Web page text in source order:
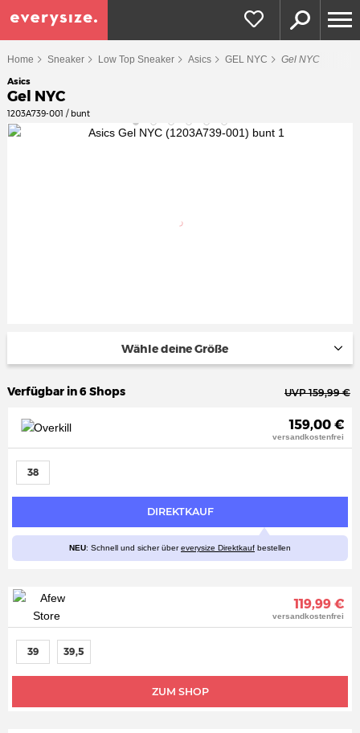
Home Sneaker Low Top Sneaker Asics GEL NYC Gel NYC
Asics
Gel NYC
1203A739-001 / bunt
Wähle deine Größe
Verfügbar in 6 Shops UVP 159,99 €
NEU: Schnell und sicher übereverysize Direktkauf bestellen
159,00 €
versandkostenfrei
DIREKTKAUF
38
119,99 €
versandkostenfrei
ZUM SHOP
39 39,5